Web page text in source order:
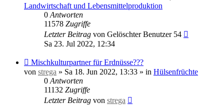
Landwirtschaft und Lebensmittelproduktion
0 Antworten
11578 Zugriffe
Letzter Beitrag von Gelöschter Benutzer 54
Sa 23. Jul 2022, 12:34
Neuer
Beitrag
Mischkulturpartner für Erdnüsse???
von strega » Sa 18. Jun 2022, 13:33 » in Hülsenfrüchte
0 Antworten
11132 Zugriffe
Letzter Beitrag von strega